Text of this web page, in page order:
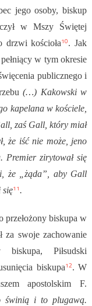
jego osoby, biskup
w Mszy Świętej
drzwi kościoła10. Jak
w tym okresie
publicznego i
(…) Kakowski w
kapelana w kościele,
zaś Gall, który miał
że iść nie może, jeno
Premier zirytował się
że „żąda”, aby Gall
się11.
przełożony biskupa w
za swoje zachowanie
biskupa, Piłsudski
biskupa12. W
apostolskim F.
świnią i to plugawą.